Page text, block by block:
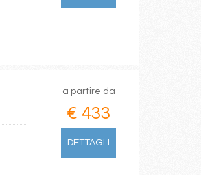
a partire da
€ 433
DETTAGLI